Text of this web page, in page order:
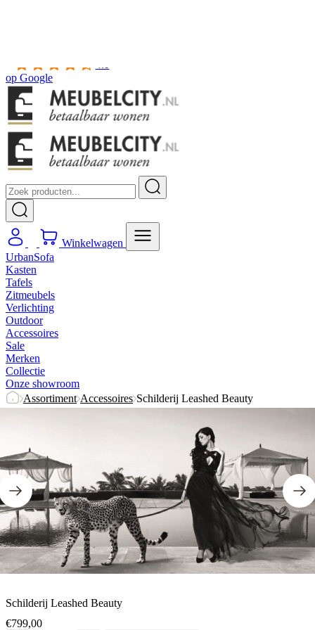
4.5
op Google
Winkelwagen
UrbanSofa
Kasten
Tafels
Zitmeubels
Verlichting
Outdoor
Accessoires
Sale
Merken
Collectie
Onze showroom
Assortiment Accessoires Schilderij Leashed Beauty
Schilderij Leashed Beauty
€799,00